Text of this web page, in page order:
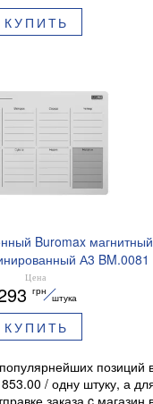
КУПИТЬ
Buromax магнитный
А3 BM.0081
Цена
грн
штука
КУПИТЬ
/ одну штуку, а